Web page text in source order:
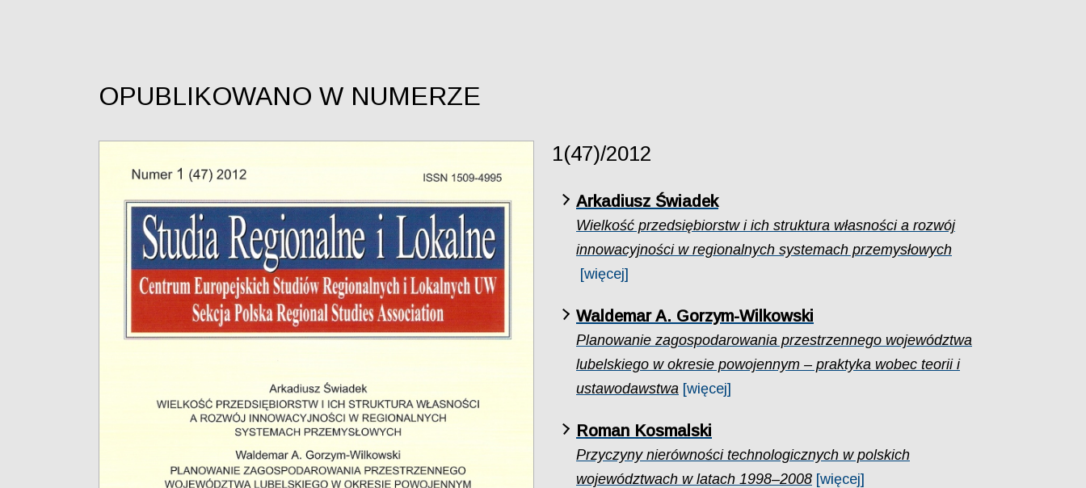
OPUBLIKOWANO W NUMERZE
1(47)/2012
Arkadiusz Świadek
Wielkość przedsiębiorstw i ich struktura własności a rozwój
innowacyjności w regionalnych systemach przemysłowych
[więcej]
Waldemar A. Gorzym-Wilkowski
Planowanie zagospodarowania przestrzennego województwa
lubelskiego w okresie powojennym – praktyka wobec teorii i
ustawodawstwa [więcej]
Roman Kosmalski
Przyczyny nierówności technologicznych w polskich
województwach w latach 1998–2008 [więcej]